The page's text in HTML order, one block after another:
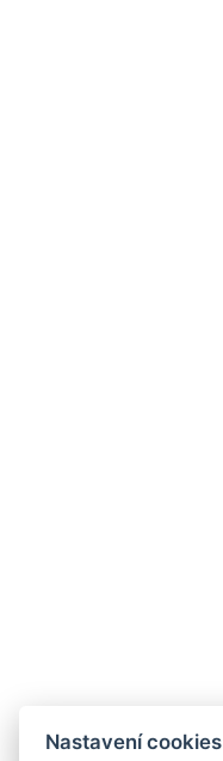
Nastavení cookies